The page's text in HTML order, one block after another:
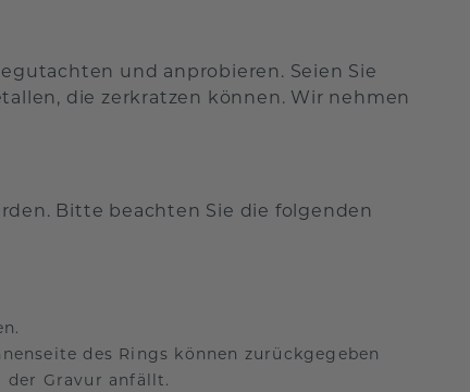
und anprobieren. Seien Sie
die zerkratzen können. Wir nehmen
Bitte beachten Sie die folgenden
des Rings können zurückgegeben
Gravur anfällt.